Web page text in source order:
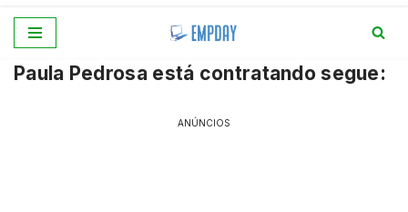
para
Paula Pedrosa está contratando segue:
ANÚNCIOS